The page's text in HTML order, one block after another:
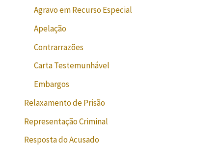
Agravo em Recurso Especial
Apelação
Contrarrazões
Carta Testemunhável
Embargos
Relaxamento de Prisão
Representação Criminal
Resposta do Acusado